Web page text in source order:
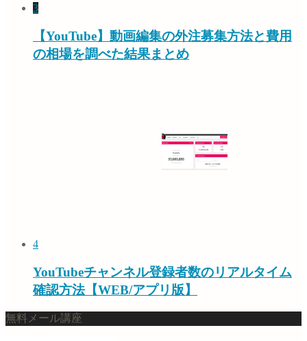
3
【YouTube】動画編集の外注募集方法と費用
の相場を調べた結果まとめ
4
YouTubeチャンネル登録者数のリアルタイム
確認方法【WEB/アプリ版】
無料メール講座